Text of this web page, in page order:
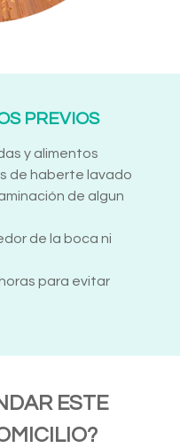
PREVIOS
y alimentos
de haberte lavado
de algun
de la boca ni
para evitar
ESTE